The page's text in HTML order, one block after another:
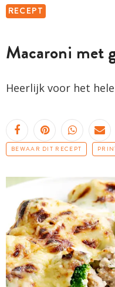
RECEPT
Macaroni met
Heerlijk voor het
BEWAAR DIT RECEPT